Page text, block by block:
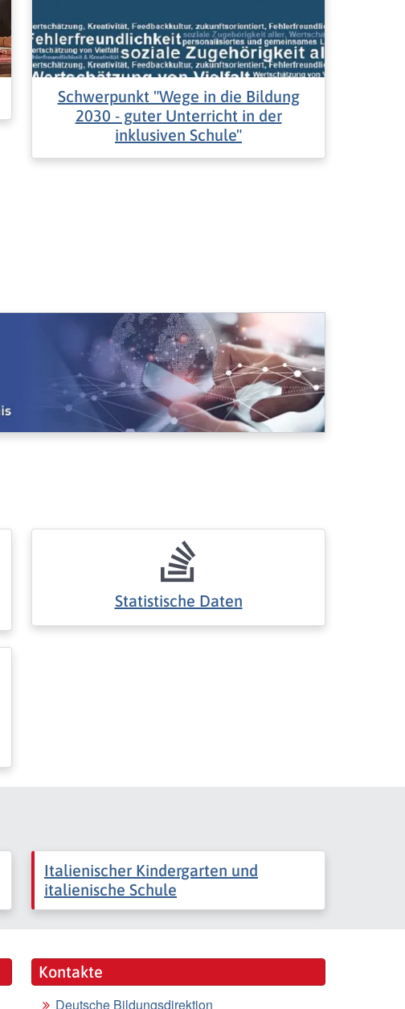
Schwerpunkt "Wege in die Bildung
2030 - guter Unterricht in der
inklusiven Schule"
Statistische Daten
Italienischer Kindergarten und
italienische Schule
Kontakte
Deutsche Bildungsdirektion